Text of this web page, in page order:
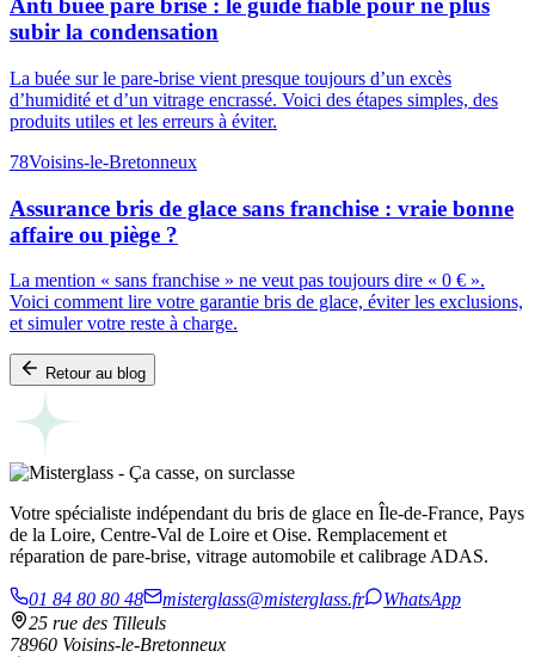
Anti buée pare brise : le guide fiable pour ne plus
subir la condensation
La buée sur le pare-brise vient presque toujours d’un excès
d’humidité et d’un vitrage encrassé. Voici des étapes simples, des
produits utiles et les erreurs à éviter.
78Voisins-le-Bretonneux
Assurance bris de glace sans franchise : vraie bonne
affaire ou piège ?
La mention « sans franchise » ne veut pas toujours dire « 0 € ».
Voici comment lire votre garantie bris de glace, éviter les exclusions,
et simuler votre reste à charge.
Retour au blog
Votre spécialiste indépendant du bris de glace en Île-de-France, Pays
de la Loire, Centre-Val de Loire et Oise. Remplacement et
réparation de pare-brise, vitrage automobile et calibrage ADAS.
01 84 80 80 48 misterglass@misterglass.fr
WhatsApp
25 rue des Tilleuls
78960 Voisins-le-Bretonneux